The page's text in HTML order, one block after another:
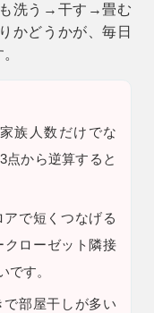
洗う→干す→畳む
かどうかが、毎日
族人数だけでな
点から逆算すると
で短くつなげる
クローゼット隣接
です。
部屋干しが多い
日）